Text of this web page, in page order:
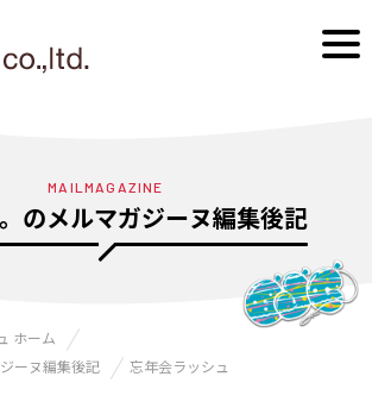
MAILMAGAZINE
のメルマガジーヌ編集後記
ホーム
ーヌ編集後記
忘年会ラッシュ